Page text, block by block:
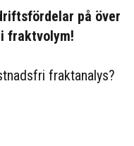
på över
fraktvolym!
fraktanalys?